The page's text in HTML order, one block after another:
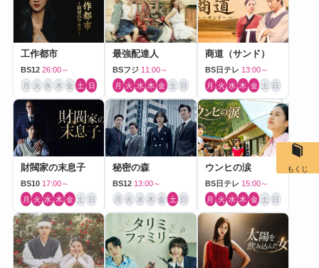
工作都市
BS12 26:00～
月 火 水 木 金 土 日
最強配達人
BSフジ 11:00～
月 火 水 木 金 土 日
商道（サンド）
BS日テレ 13:00～
月 火 水 木 金 土 日
財閥家の末息子
BS10 17:00～
月 火 水 木 金 土 日
秘密の森
BS12 13:00～
月 火 水 木 金 土 日
ウンヒの涙
BS日テレ 15:00～
月 火 水 木 金 土 日
もくじ